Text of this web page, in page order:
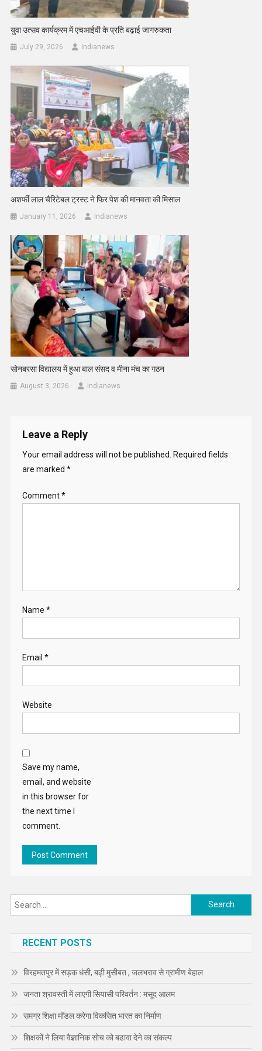
युवा उत्सव कार्यक्रम में एचआईवी के प्रति बढ़ाई जागरुकता
July 29, 2026 Indianews
अशर्फी लाल चैरिटेबल ट्रस्ट ने फिर पेश की मानवता की मिसाल
January 11, 2026 Indianews
सोनबरसा विद्यालय में हुआ बाल संसद व मीना मंच का गठन
August 3, 2026 Indianews
Leave a Reply
Your email address will not be published.
Required fields
are marked *
Comment*
Name *
Email *
Website
Save my name,
email, and website
in this browser for
the next time I
comment.
Search
for:
RECENT POSTS
विरहमतपुर में सड़क धंसी, बढ़ी मुसीबत , जलभराव से ग्रामीण बेहाल
जनता श्रावस्ती में लाएगी सियासी परिवर्तन : मसूद आलम
समग्र शिक्षा मॉडल करेगा विकसित भारत का निर्माण
शिक्षकों ने लिया वैज्ञानिक सोच को बढावा देने का संकल्प